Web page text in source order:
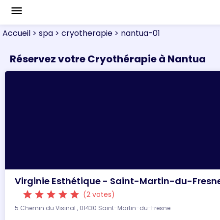
menu
Accueil > spa > cryotherapie > nantua-01
Réservez votre Cryothérapie à Nantua
Virginie Esthétique - Saint-Martin-du-
star star star star star (2 votes)
5 Chemin du Visinal , 01430 Saint-Martin-du-Fresne